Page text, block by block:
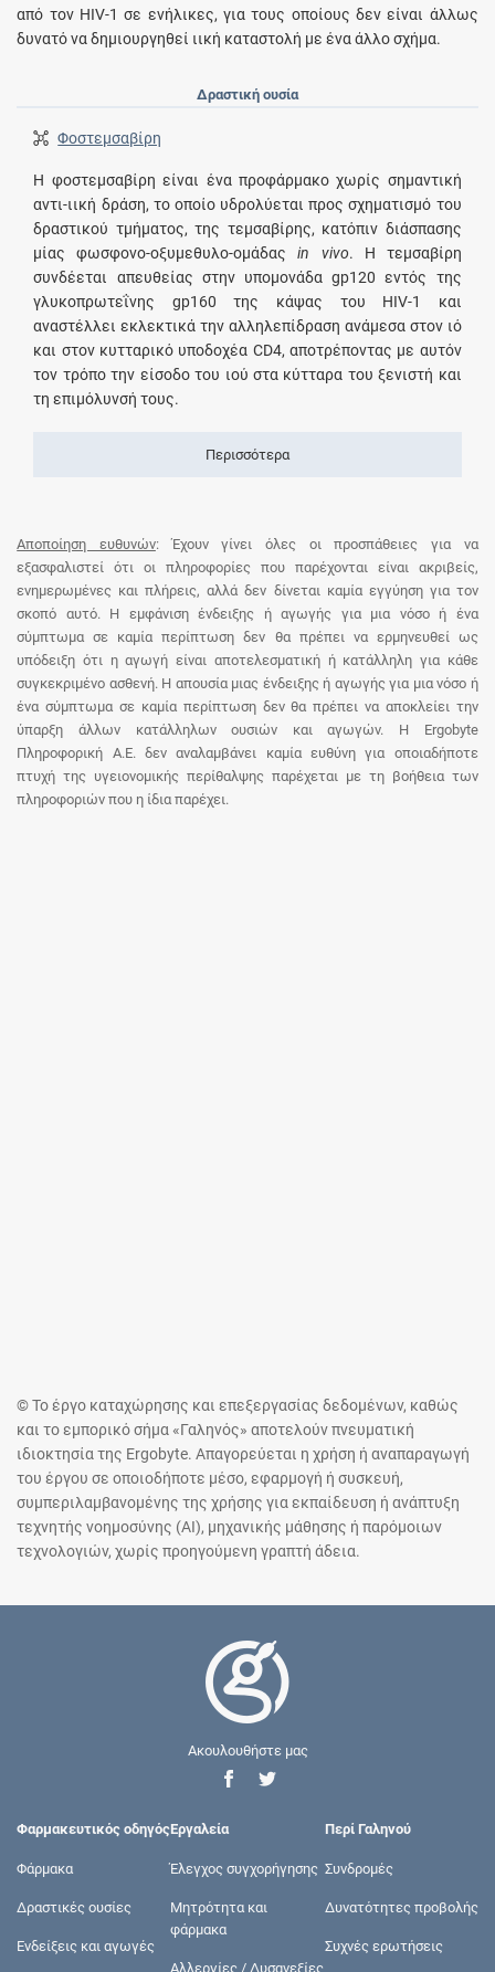
από τον HIV-1 σε ενήλικες, για τους οποίους δεν είναι άλλως
δυνατό να δημιουργηθεί ιική καταστολή με ένα άλλο σχήμα.
Δραστική ουσία
Φοστεμσαβίρη
Η φοστεμσαβίρη είναι ένα προφάρμακο χωρίς σημαντική
αντι-ιική δράση, το οποίο υδρολύεται προς σχηματισμό του
δραστικού τμήματος, της τεμσαβίρης, κατόπιν διάσπασης
μίας φωσφονο-οξυμεθυλο-ομάδαςin vivo. Η τεμσαβίρη
συνδέεται απευθείας στην υπομονάδα gp120 εντός της
γλυκοπρωτεΐνης gp160 της κάψας του HIV-1 και
αναστέλλει εκλεκτικά την αλληλεπίδραση ανάμεσα στον ιό
και στον κυτταρικό υποδοχέα CD4, αποτρέποντας με αυτόν
τον τρόπο την είσοδο του ιού στα κύτταρα του ξενιστή και
τη επιμόλυνσή τους.
Περισσότερα
Αποποίηση ευθυνών: Έχουν γίνει όλες οι προσπάθειες για να
εξασφαλιστεί ότι οι πληροφορίες που παρέχονται είναι ακριβείς,
ενημερωμένες και πλήρεις, αλλά δεν δίνεται καμία εγγύηση για τον
σκοπό αυτό. Η εμφάνιση ένδειξης ή αγωγής για μια νόσο ή ένα
σύμπτωμα σε καμία περίπτωση δεν θα πρέπει να ερμηνευθεί ως
υπόδειξη ότι η αγωγή είναι αποτελεσματική ή κατάλληλη για κάθε
συγκεκριμένο ασθενή. Η απουσία μιας ένδειξης ή αγωγής για μια νόσο ή
ένα σύμπτωμα σε καμία περίπτωση δεν θα πρέπει να αποκλείει την
ύπαρξη άλλων κατάλληλων ουσιών και αγωγών. Η Ergobyte
Πληροφορική Α.Ε. δεν αναλαμβάνει καμία ευθύνη για οποιαδήποτε
πτυχή της υγειονομικής περίθαλψης παρέχεται με τη βοήθεια των
πληροφοριών που η ίδια παρέχει.
© Το έργο καταχώρησης και επεξεργασίας δεδομένων, καθώς
και το εμπορικό σήμα «Γαληνός» αποτελούν πνευματική
ιδιοκτησία της Ergobyte. Απαγορεύεται η χρήση ή αναπαραγωγή
του έργου σε οποιοδήποτε μέσο, εφαρμογή ή συσκευή,
συμπεριλαμβανομένης της χρήσης για εκπαίδευση ή ανάπτυξη
τεχνητής νοημοσύνης (AI), μηχανικής μάθησης ή παρόμοιων
τεχνολογιών, χωρίς προηγούμενη γραπτή άδεια.
Ακουλουθήστε μας
Φαρμακευτικός οδηγός
Φάρμακα
Δραστικές ουσίες
Ενδείξεις και αγωγές
Εργαλεία
Έλεγχος συγχορήγησης
Μητρότητα και
φάρμακα
Αλλεργίες / Δυσανεξίες
Περί Γαληνού
Συνδρομές
Δυνατότητες προβολής
Συχνές ερωτήσεις